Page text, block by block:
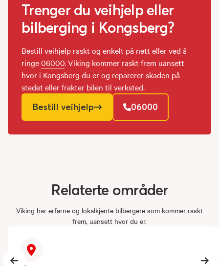
Trenger du veihjelp eller
bilberging i Kongsberg?
Bestill veihjelp raskt og enkelt på nett eller ved å
ringe06000. Viking kommer raskt frem uansett
hvor i Kongsberg du er og reparerer skaden på
stedet eller frakter bilen til verksted.
Bestill veihjelp 06000
Relaterte områder
Viking har erfarne og lokalkjente bilbergere som kommer raskt
frem, uansett hvor du er.